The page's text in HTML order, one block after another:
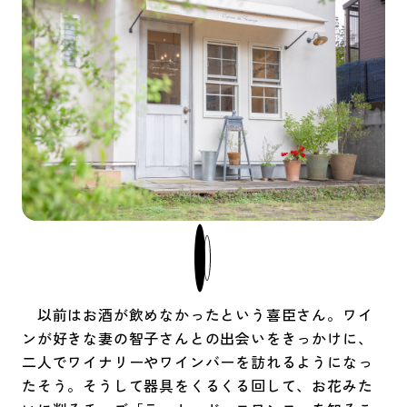
以前はお酒が飲めなかったという喜臣さん。ワイ
ンが好きな妻の智子さんとの出会いをきっかけに、
二人でワイナリーやワインバーを訪れるようになっ
たそう。そうして器具をくるくる回して、お花みた